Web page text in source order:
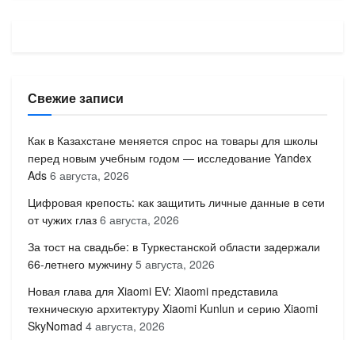
Свежие записи
Как в Казахстане меняется спрос на товары для школы
перед новым учебным годом — исследование Yandex
Ads 6 августа, 2026
Цифровая крепость: как защитить личные данные в сети
от чужих глаз 6 августа, 2026
За тост на свадьбе: в Туркестанской области задержали
66-летнего мужчину 5 августа, 2026
Новая глава для Xiaomi EV: Xiaomi представила
техническую архитектуру Xiaomi Kunlun и серию Xiaomi
SkyNomad 4 августа, 2026